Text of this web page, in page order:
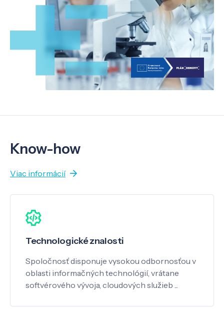
Know-how
Viac informácií
Technologické znalosti
Spoločnosť disponuje vysokou odbornosťou v
oblasti informačných technológií, vrátane
softvérového vývoja, cloudových služieb ...